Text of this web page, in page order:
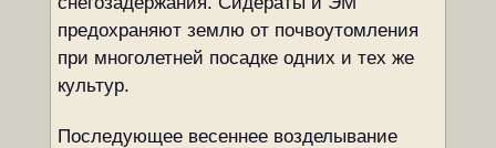
предохраняют землю от почвоутомления
при многолетней посадке одних и тех же
культур.
Последующее весеннее возделывание